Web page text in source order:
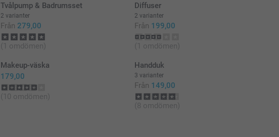
Tvålpump & Badrumsset
2 varianter
Från 279,00
(1 omdömen)
Diffuser
2 varianter
Från 199,00
(1 omdömen)
Makeup-väska
179,00
(10 omdömen)
Handduk
3 varianter
Från 149,00
(8 omdömen)